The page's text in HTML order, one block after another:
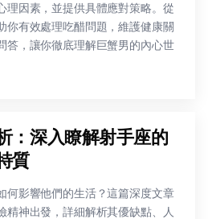
理因素，並提供具體應對策略。從
你有效處理吃醋問題，維護健康關
答，讓你徹底理解巨蟹男的內心世
：深入瞭解射手座的
質
何影響他們的生活？這篇深度文章
精神出發，詳細解析其優缺點、人